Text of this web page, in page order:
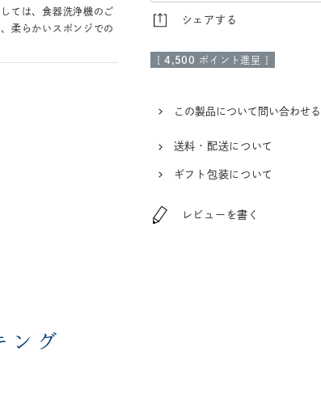
ては、食器洗浄機のご
柔らかいスポンジでの
シェアする
4,500 ポイント進呈 ]
この製品について問い合わせる
送料・配送について
ギフト包装について
レビューを書く
ング